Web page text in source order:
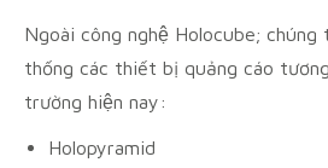
Ngoài công nghệ Holocube; chúng
thống các thiết bị quảng cáo
trường hiện nay:
Holopyramid